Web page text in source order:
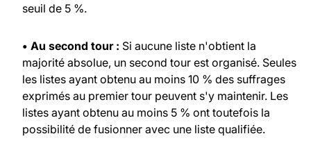
seuil de 5 %.
• Au second tour : Si aucune liste n'obtient la
majorité absolue, un second tour est organisé. Seules
les listes ayant obtenu au moins 10 % des suffrages
exprimés au premier tour peuvent s'y maintenir. Les
listes ayant obtenu au moins 5 % ont toutefois la
possibilité de fusionner avec une liste qualifiée.